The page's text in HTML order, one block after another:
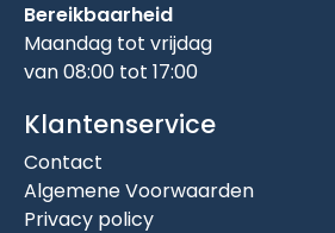
Bereikbaarheid
Maandag tot vrijdag
van 08:00 tot 17:00
Klantenservice
Contact
Algemene Voorwaarden
Privacy policy